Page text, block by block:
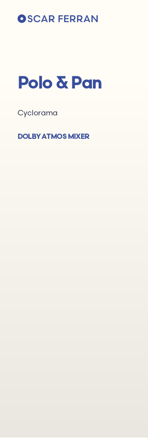
Polo & Pan
Cyclorama
DOLBY ATMOS MIXER